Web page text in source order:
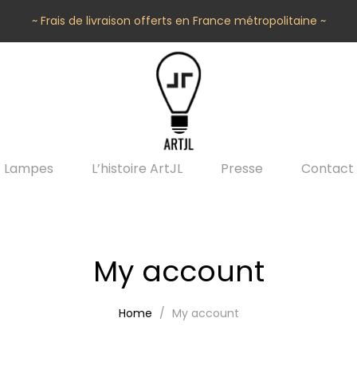
~ Frais de livraison offerts en France métropolitaine ~
Lampes L’histoire ArtJL Presse Contact
My account
Home My account